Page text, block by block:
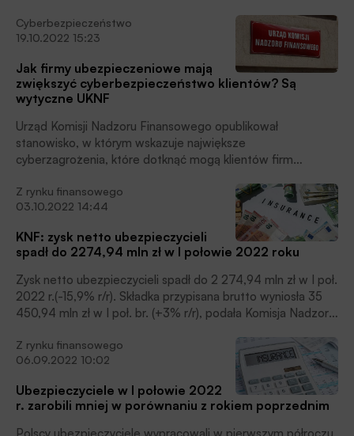
Towarzystwa Ubezpieczeń Wzajemnych na Życie z
siedzibą w Warszawie (Polski Gaz TUWnŻ) przez PKN
Cyberbezpieczeństwo
19.10.2022 15:23
Jak firmy ubezpieczeniowe mają
zwiększyć cyberbezpieczeństwo klientów? Są
wytyczne UKNF
Urząd Komisji Nadzoru Finansowego opublikował
stanowisko, w którym wskazuje największe
cyberzagrożenia, które dotknąć mogą klientów firm
ubezpieczyciele, aby lepiej chronić przed nimi swoich
klientów.
Z rynku finansowego
03.10.2022 14:44
KNF: zysk netto ubezpieczycieli
spadł do 2274,94 mln zł w I połowie 2022 roku
Zysk netto ubezpieczycieli spadł do 2 274,94 mln zł w I poł.
2022 r.(-15,9% r/r). Składka przypisana brutto wyniosła 35
450,94 mln zł w I poł. br. (+3% r/r), podała Komisja Nadzoru
Z rynku finansowego
06.09.2022 10:02
Ubezpieczyciele w I połowie 2022
r. zarobili mniej w porównaniu z rokiem poprzednim